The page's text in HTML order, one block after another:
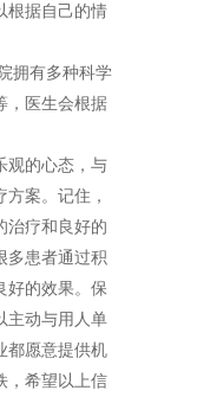
根据自己的情
拥有多种科学
，医生会根据
观的心态，与
案。记住，
治疗和良好的
多患者通过积
好的效果。保
主动与用人单
都愿意提供机
，希望以上信